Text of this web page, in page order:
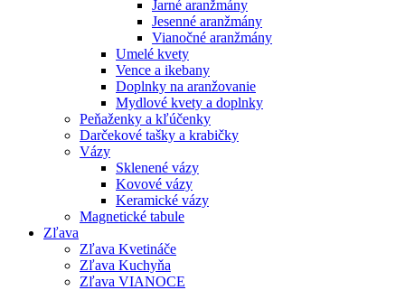
Jarné aranžmány
Jesenné aranžmány
Vianočné aranžmány
Umelé kvety
Vence a ikebany
Doplnky na aranžovanie
Mydlové kvety a doplnky
Peňaženky a kľúčenky
Darčekové tašky a krabičky
Vázy
Sklenené vázy
Kovové vázy
Keramické vázy
Magnetické tabule
Zľava
Zľava Kvetináče
Zľava Kuchyňa
Zľava VIANOCE